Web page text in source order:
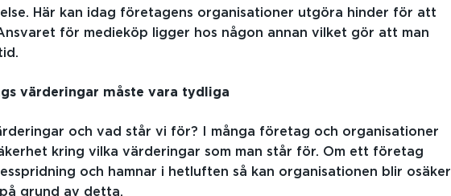
Här kan idag företagens organisationer utgöra hinder för att
för medieköp ligger hos någon annan vilket gör att man
värderingar måste vara tydliga
och vad står vi för? I många företag och organisationer
kring vilka värderingar som man står för. Om ett företag
och hamnar i hetluften så kan organisationen blir osäker
grund av detta.